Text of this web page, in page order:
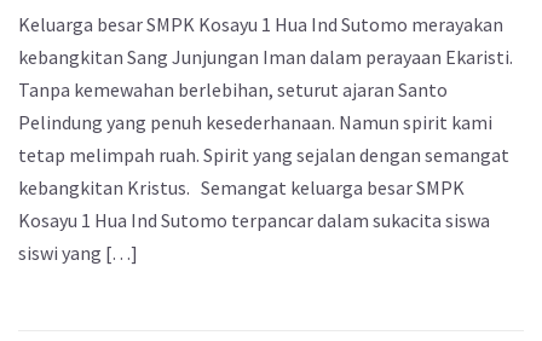
Keluarga besar SMPK Kosayu 1 Hua Ind Sutomo merayakan
kebangkitan Sang Junjungan Iman dalam perayaan Ekaristi.
Tanpa kemewahan berlebihan, seturut ajaran Santo
Pelindung yang penuh kesederhanaan. Namun spirit kami
tetap melimpah ruah. Spirit yang sejalan dengan semangat
kebangkitan Kristus. Semangat keluarga besar SMPK
Kosayu 1 Hua Ind Sutomo terpancar dalam sukacita siswa
siswi yang […]